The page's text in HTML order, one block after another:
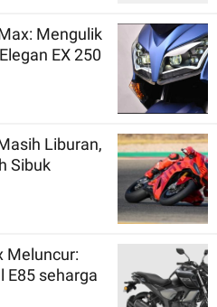
Mengulik
EX 250
Liburan,
Sibuk
Meluncur:
E85 seharga